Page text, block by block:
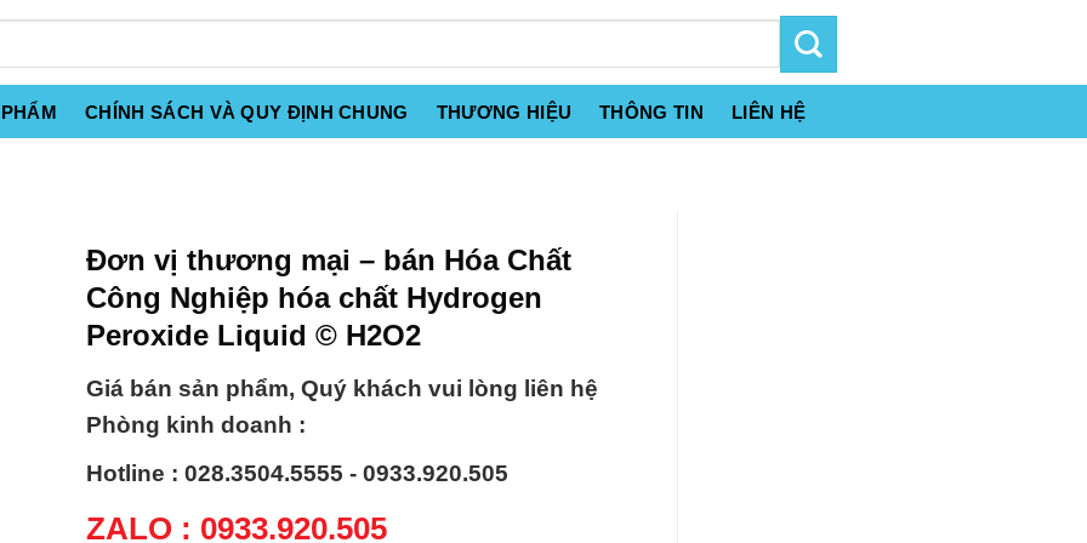
CHÍNH SÁCH VÀ QUY ĐỊNH CHUNG THƯƠNG HIỆU THÔNG TIN LIÊN HỆ
Đơn vị thương mại – bán Hóa Chất
Công Nghiệp hóa chất Hydrogen
Peroxide Liquid © H2O2
Giá bán sản phẩm, Quý khách vui lòng liên hệ
Phòng kinh doanh :
Hotline : 028.3504.5555 - 0933.920.505
ZALO : 0933.920.505